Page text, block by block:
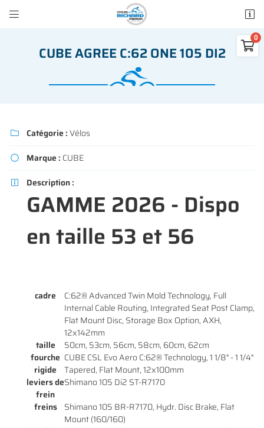
 
01 64 34 07 57

Voir notre sélection
VALIDER VOTRE PANIER
 Adresse email de réception
Recopier le code ci-contre
Rafraîchir le captcha
En cochant cette case, vous consentez à recevoir nos propositions commerciales à
l'adresse email indiqué ci-dessus. Vous pouvez vous désinscrire à tout moment en
le formulaire de désinscription
INSCRIPTION
CUBE AGREE C:62 ONE 105 DI2
 Catégorie :Vélos
 Marque : CUBE
 Description :
GAMME 2026 - Dispo
en taille 53 et 56
cadre
C:62® Advanced Twin Mold Technology, Full
Internal Cable Routing, Integrated Seat Post Clamp,
Flat Mount Disc, Storage Box Option, AXH,
12x142mm
taille
50cm, 53cm, 56cm, 58cm, 60cm, 62cm
fourche
rigide
CUBE CSL Evo Aero C:62® Technology, 1 1/8" - 1 1/4"
Tapered, Flat Mount, 12x100mm
leviers de
frein
Shimano 105 Di2 ST-R7170
freins
Shimano 105 BR-R7170, Hydr. Disc Brake, Flat
Mount (160/160)